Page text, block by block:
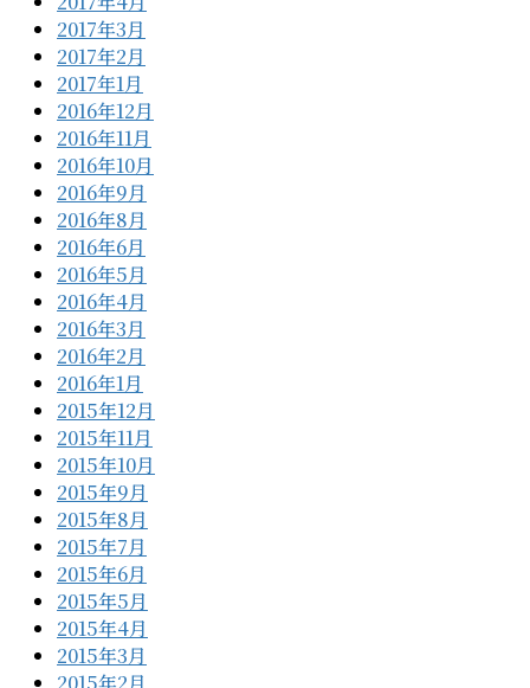
2017年3月
2017年2月
2017年1月
2016年12月
2016年11月
2016年10月
2016年9月
2016年8月
2016年6月
2016年5月
2016年4月
2016年3月
2016年2月
2016年1月
2015年12月
2015年11月
2015年10月
2015年9月
2015年8月
2015年7月
2015年6月
2015年5月
2015年4月
2015年3月